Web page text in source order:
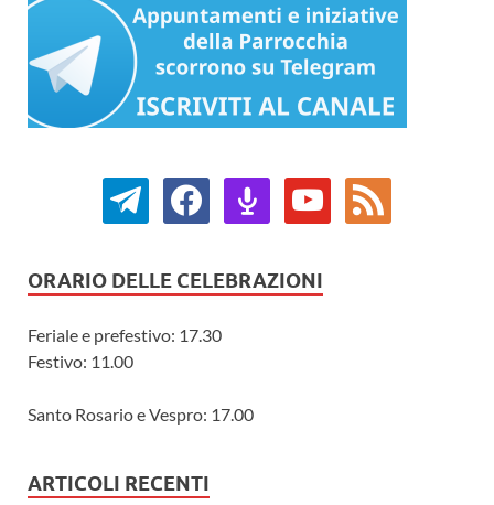
ORARIO DELLE CELEBRAZIONI
Feriale e prefestivo: 17.30
Festivo: 11.00
Santo Rosario e Vespro: 17.00
ARTICOLI RECENTI